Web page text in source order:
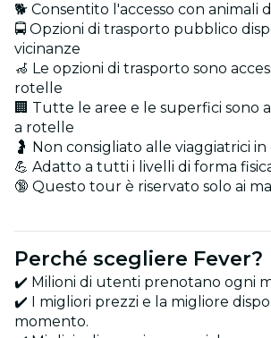
🐕 Consentito l'accesso con animali
🚍 Opzioni di trasporto pubblico
vicinanze
🦽 Le opzioni di trasporto sono
rotelle
🏢 Tutte le aree e le superfici sono
a rotelle
🤰 Non consigliato alle viaggiatrici
💪 Adatto a tutti i livelli di forma
🔞 Questo tour è riservato solo ai
Perché scegliere Fever?
✔️ Milioni di utenti prenotano ogni
✔️ I migliori prezzi e la migliore
momento.